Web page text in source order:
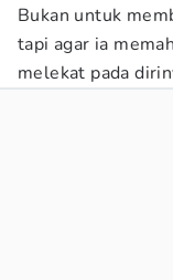
Bukan untuk
tapi agar ia
melekat pada